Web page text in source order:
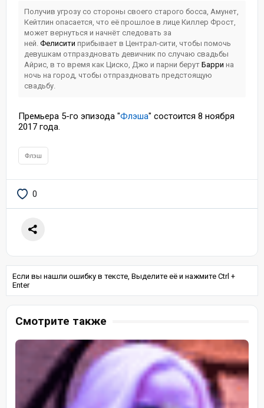
Получив угрозу со стороны своего старого босса, Амунет,
Кейтлин опасается, что её прошлое в лице Киллер Фрост,
может вернуться и начнёт следовать за
ней. Фелисити прибывает в Централ-сити, чтобы помочь
девушкам отпраздновать девичник по случаю свадьбы
Айрис, в то время как Циско, Джо и парни берут Барри на
ночь на город, чтобы отпраздновать предстоящую
свадьбу.
Премьера 5-го эпизода "Флэша" состоится 8 ноября
2017 года.
Флэш
0
Если вы нашли ошибку в тексте, Выделите её и нажмите Ctrl +
Enter
Смотрите также